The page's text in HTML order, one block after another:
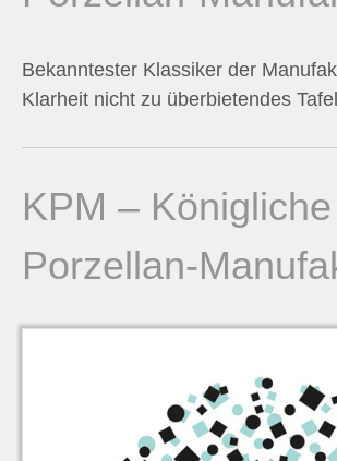
n
:
Bekanntester Klassiker der
Klarheit nicht zu überbietendes
KPM – Königliche
Porzellan-